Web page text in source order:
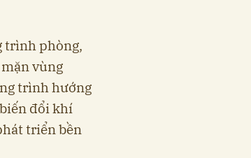
trình phòng,
vùng
trình hướng
đổi khí
triển bền